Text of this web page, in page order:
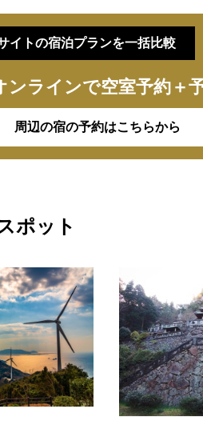
イトの宿泊プランを一括比較
ンラインで空室予約＋
周辺の宿の予約はこちらから
ポット